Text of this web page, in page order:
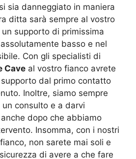
sia danneggiato in maniera
ditta sarà sempre al vostro
supporto di primissima
basso e nel
Con gli specialisti di
Cave al vostro fianco avrete
dal primo contatto
Inoltre, siamo sempre
consulto e a darvi
dopo che abbiamo
Insomma, con i nostri
non sarete mai soli e
di avere a che fare